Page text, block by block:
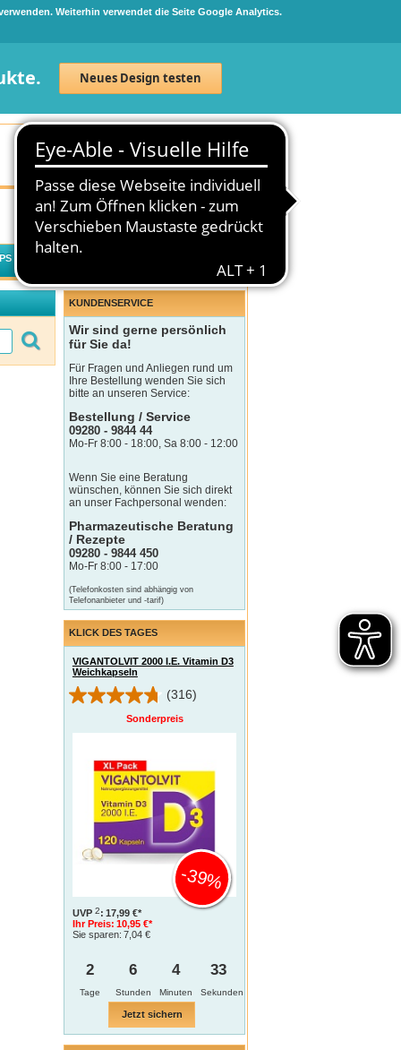
Weiterhin verwendet die Seite Google Analytics.
Neues Design testen
Neuanmeldung Anmelden
0 Artikel 0,00 €
KUNDENSERVICE
Wir sind gerne persönlich
für Sie da!
Für Fragen und Anliegen rund um
Ihre Bestellung wenden Sie sich
bitte an unseren Service:
Bestellung / Service
09280 - 9844 44
Mo-Fr 8:00 - 18:00, Sa 8:00 - 12:00
Wenn Sie eine Beratung
wünschen, können Sie sich direkt
an unser Fachpersonal wenden:
Pharmazeutische Beratung
/ Rezepte
09280 - 9844 450
Mo-Fr 8:00 - 17:00
(Telefonkosten sind abhängig von
Telefonanbieter und -tarif)
KLICK DES TAGES
VIGANTOLVIT 2000 I.E. Vitamin D3
Weichkapseln
(316)
Sonderpreis
UVP 2: 17,99 €*
Ihr Preis: 10,95 €*
Sie sparen: 7,04 €
-39%
2
Tage
6 4 32
Jetzt sichern